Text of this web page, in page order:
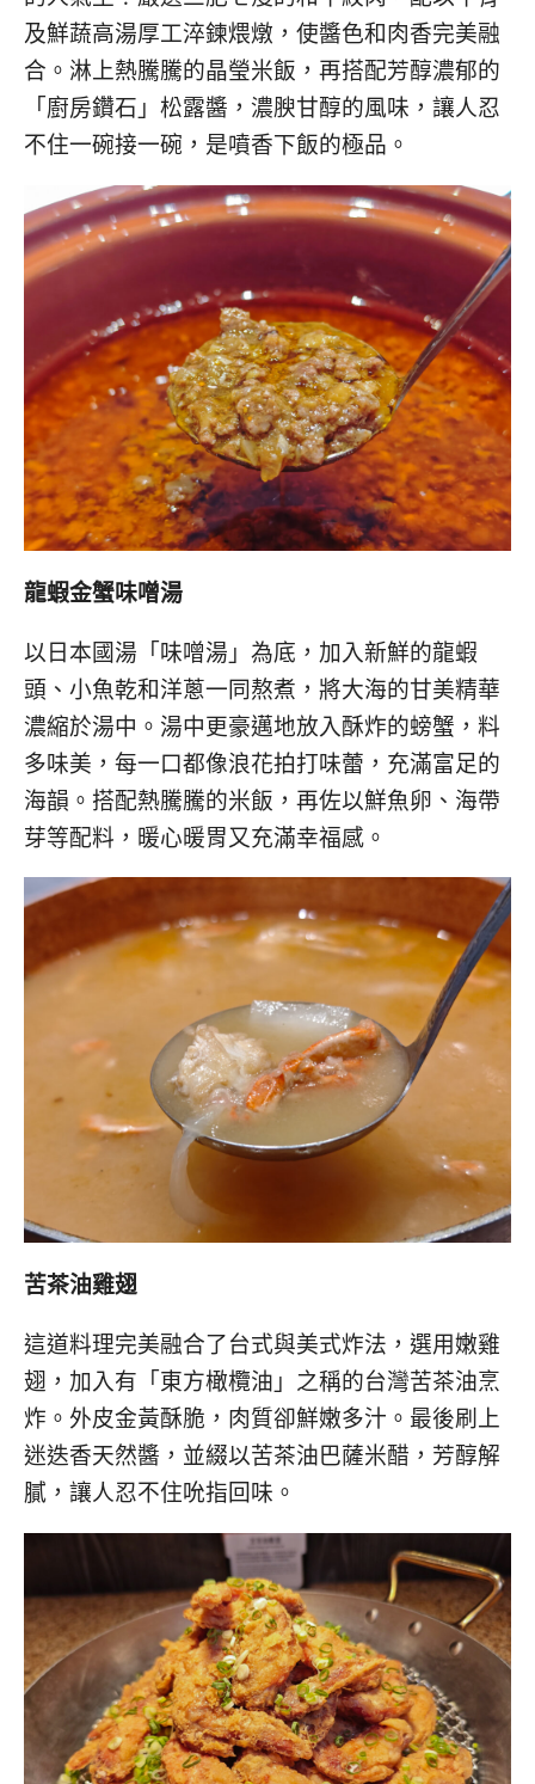
及鮮蔬高湯厚工淬鍊煨燉，使醬色和肉香完美融
合。淋上熱騰騰的晶瑩米飯，再搭配芳醇濃郁的
「廚房鑽石」松露醬，濃腴甘醇的風味，讓人忍
不住一碗接一碗，是噴香下飯的極品。
龍蝦金蟹味噌湯
以日本國湯「味噌湯」為底，加入新鮮的龍蝦
頭、小魚乾和洋蔥一同熬煮，將大海的甘美精華
濃縮於湯中。湯中更豪邁地放入酥炸的螃蟹，料
多味美，每一口都像浪花拍打味蕾，充滿富足的
海韻。搭配熱騰騰的米飯，再佐以鮮魚卵、海帶
芽等配料，暖心暖胃又充滿幸福感。
苦茶油雞翅
這道料理完美融合了台式與美式炸法，選用嫩雞
翅，加入有「東方橄欖油」之稱的台灣苦茶油烹
炸。外皮金黃酥脆，肉質卻鮮嫩多汁。最後刷上
迷迭香天然醬，並綴以苦茶油巴薩米醋，芳醇解
膩，讓人忍不住吮指回味。